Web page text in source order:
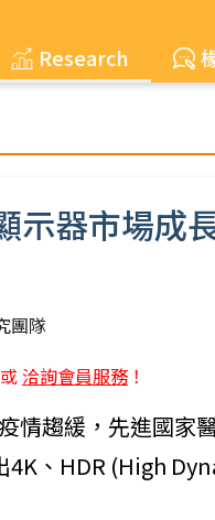
Research
示器市場
團隊
或 洽詢會員服務 ！
情趨緩，先進國家
、HDR (High